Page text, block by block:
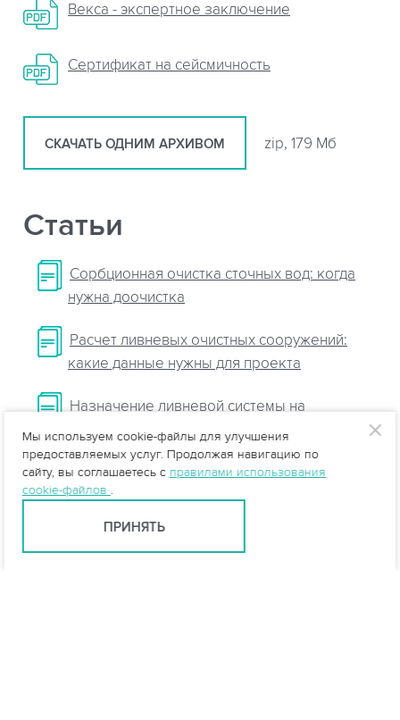
Векса - экспертное заключение
Сертификат на сейсмичность
СКАЧАТЬ ОДНИМ АРХИВОМ zip, 179 Мб
Статьи
Сорбционная очистка сточных вод: когда
нужна доочистка
Расчет ливневых очистных сооружений:
какие данные нужны для проекта
Назначение ливневой системы на
автомобильных дорогах
Очистные сооружения ливневой
канализации
Мы используем cookie-файлы для улучшения
предоставляемых услуг. Продолжая навигацию по
сайту, вы соглашаетесь с правилами использования
cookie-файлов .
ПРИНЯТЬ